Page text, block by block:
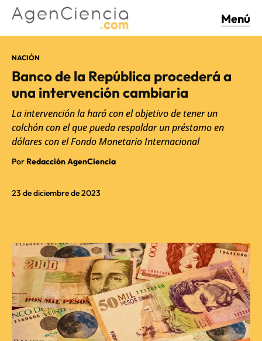
Menú
23 de diciembre de 2023
NACIÓN
Banco de la República procederá a
una intervención cambiaria
La intervención la hará con el objetivo de tener un
colchón con el que pueda respaldar un préstamo en
dólares con el Fondo Monetario Internacional
Por Redacción AgenCiencia